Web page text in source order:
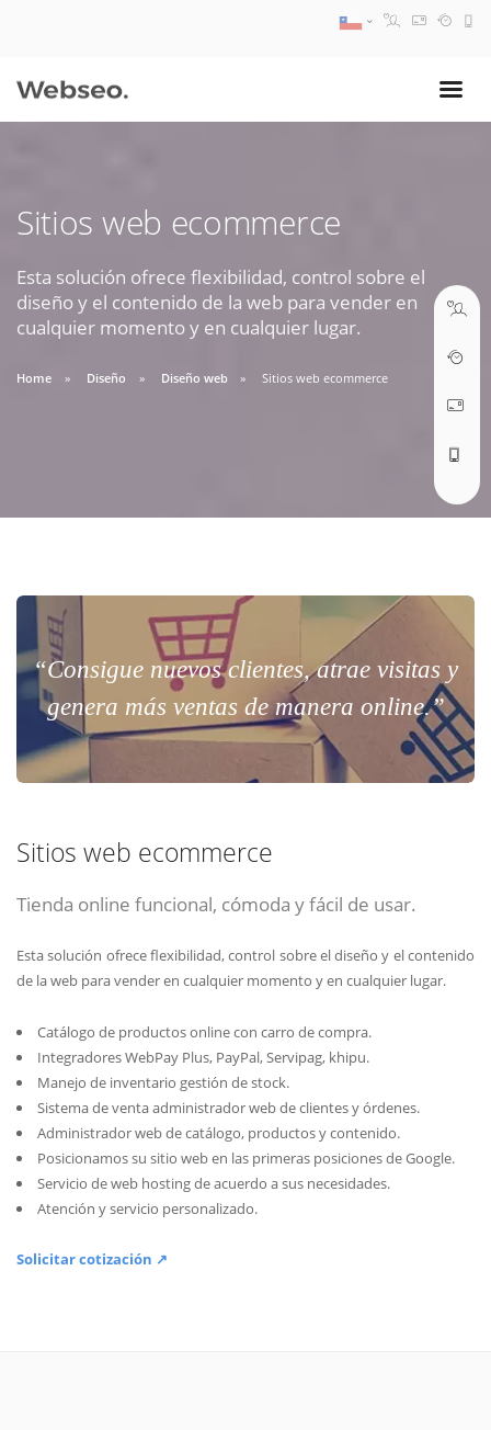
Sitios web ecommerce
Esta solución ofrece flexibilidad, control sobre el
diseño y el contenido de la web para vender en
cualquier momento y en cualquier lugar.
Home Diseño Diseño web Sitios web ecommerce
“Consigue nuevos clientes, atrae visitas y
genera más ventas de manera online.”
Sitios web ecommerce
Tienda online funcional, cómoda y fácil de usar.
Esta solución ofrece flexibilidad, control sobre el diseño y el contenido
de la web para vender en cualquier momento y en cualquier lugar.
Catálogo de productos online con carro de compra.
Integradores WebPay Plus, PayPal, Servipag, khipu.
Manejo de inventario gestión de stock.
Sistema de venta administrador web de clientes y órdenes.
Administrador web de catálogo, productos y contenido.
Posicionamos su sitio web en las primeras posiciones de Google.
Servicio de web hosting de acuerdo a sus necesidades.
Atención y servicio personalizado.
Solicitar cotización ↗
09:30 AM A 18:30 PM
soporte@webseo.cl
ABRIR TICKET